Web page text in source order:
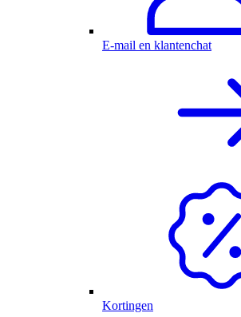
E-mail en klantenchat
Kortingen